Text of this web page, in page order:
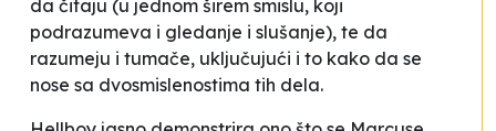
da čitaju (u jednom širem smislu, koji
podrazumeva i gledanje i slušanje), te da
razumeju i tumače, uključujući i to kako da se
nose sa dvosmislenostima tih dela.